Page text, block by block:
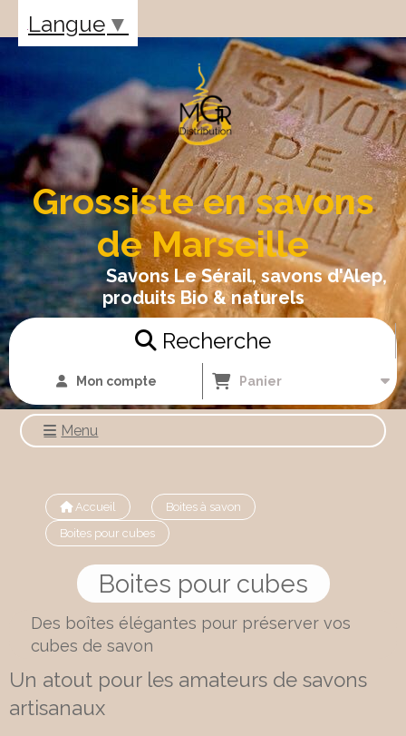
Grossiste en savons
de Marseille
Savons Le Sérail, savons d'Alep,
produits Bio & naturels
Recherche
Mon compte Panier
Menu
Accueil
Boites à savon
Boites pour cubes
Boites pour cubes
Des boîtes élégantes pour préserver vos
cubes de savon
Un atout pour les amateurs de savons
artisanaux
Langue ▼